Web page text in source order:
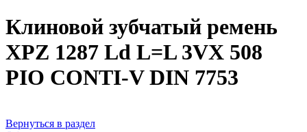
Клиновой зубчатый ремень
XPZ 1287 Ld L=L 3VX 508
PIO CONTI-V DIN 7753
Вернуться в раздел